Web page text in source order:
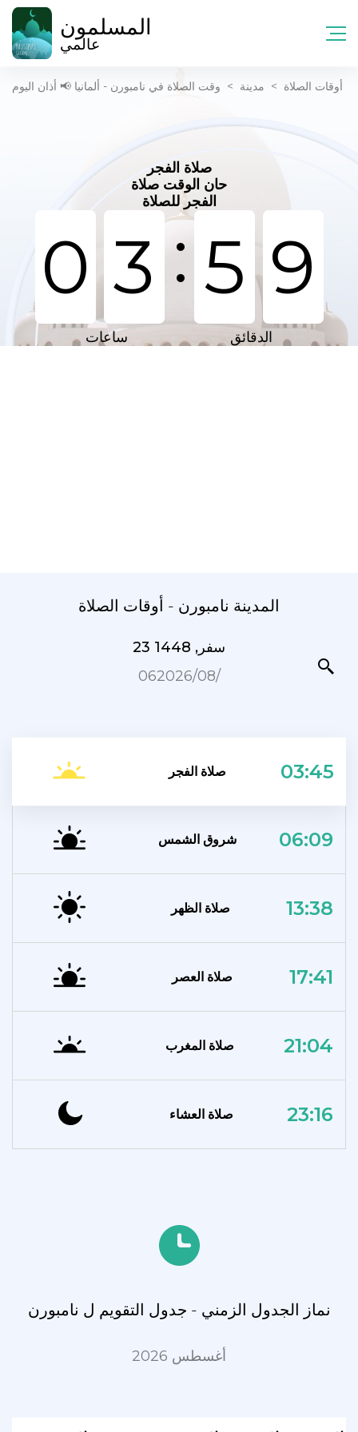
المسلمون
عالمي
أوقات الصلاة > مدينة > وقت الصلاة في نامبورن - ألمانيا 📢 أذان اليوم
صلاة الفجر
حان الوقت صلاة
الفجر للصلاة
0 3 :5 9
ساعات الدقائق
المدينة نامبورن - أوقات الصلاة
23 سفر, 1448
06‏/08‏/2026
صلاة الفجر 03:45
شروق الشمس 06:09
صلاة الظهر 13:38
صلاة العصر 17:41
صلاة المغرب 21:04
صلاة العشاء 23:16
نماز الجدول الزمني - جدول التقويم ل نامبورن
أغسطس 2026